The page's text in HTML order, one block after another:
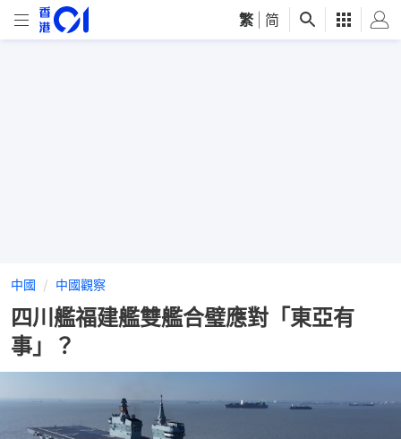
繁 简
中國 中國觀察
四川艦福建艦雙艦合璧應對「東亞有
事」？